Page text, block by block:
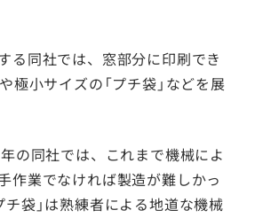
る同社では、窓部分に印刷でき
極小サイズの「プチ袋」などを展
の同社では、これまで機械によ
作業でなければ製造が難しかっ
チ袋」は熟練者による地道な機械